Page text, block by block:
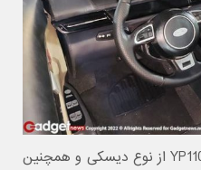
سیستم ترمز جلو و عقب سدان YP110 از نوع دیسکی و همچنین